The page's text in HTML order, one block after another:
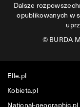
Dalsze
opublikowanych w
©BURDA
Elle.pl
Kobieta.pl
National-geographic.pl